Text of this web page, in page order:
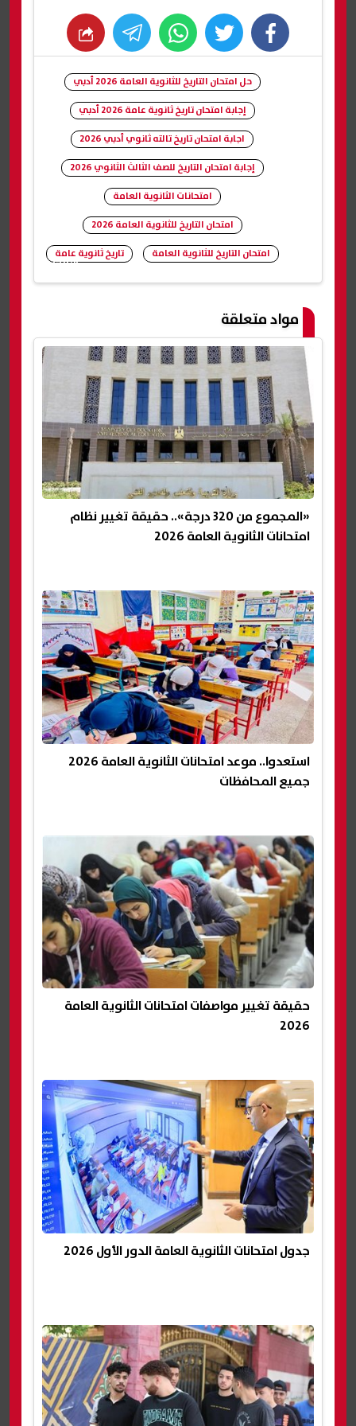
facebook
twitter
whats
شارك
حل امتحان التاريخ للثانوية العامة 2026 أدبي
إجابة امتحان تاريخ ثانوية عامة 2026 أدبي
اجابة امتحان تاريخ تالته ثانوي أدبي 2026
إجابة امتحان التاريخ للصف الثالث الثانوي 2026
امتحانات الثانوية العامة
امتحان التاريخ للثانوية العامة 2026
امتحان التاريخ للثانوية العامة
تاريخ ثانوية عامة
مواد متعلقة
«المجموع من 320 درجة».. حقيقة تغيير نظام
امتحانات الثانوية العامة 2026
استعدوا.. موعد امتحانات الثانوية العامة 2026
جميع المحافظات
حقيقة تغيير مواصفات امتحانات الثانوية العامة
2026
جدول امتحانات الثانوية العامة الدور الأول 2026